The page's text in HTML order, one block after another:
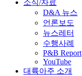
소식/자료
D&A 뉴스
언론보도
뉴스레터
수행사례
P&B Report
YouTube
대륙아주 소개